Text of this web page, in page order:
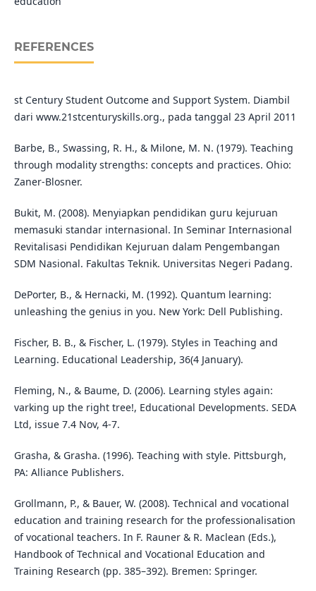
REFERENCES
st Century Student Outcome and Support System. Diambil
dari www.21stcenturyskills.org., pada tanggal 23 April 2011
Barbe, B., Swassing, R. H., & Milone, M. N. (1979). Teaching
through modality strengths: concepts and practices. Ohio:
Zaner-Blosner.
Bukit, M. (2008). Menyiapkan pendidikan guru kejuruan
memasuki standar internasional. In Seminar Internasional
Revitalisasi Pendidikan Kejuruan dalam Pengembangan
SDM Nasional. Fakultas Teknik. Universitas Negeri Padang.
DePorter, B., & Hernacki, M. (1992). Quantum learning:
unleashing the genius in you. New York: Dell Publishing.
Fischer, B. B., & Fischer, L. (1979). Styles in Teaching and
Learning. Educational Leadership, 36(4 January).
Fleming, N., & Baume, D. (2006). Learning styles again:
varking up the right tree!, Educational Developments. SEDA
Ltd, issue 7.4 Nov, 4-7.
Grasha, & Grasha. (1996). Teaching with style. Pittsburgh,
PA: Alliance Publishers.
Grollmann, P., & Bauer, W. (2008). Technical and vocational
education and training research for the professionalisation
of vocational teachers. In F. Rauner & R. Maclean (Eds.),
Handbook of Technical and Vocational Education and
Training Research (pp. 385–392). Bremen: Springer.